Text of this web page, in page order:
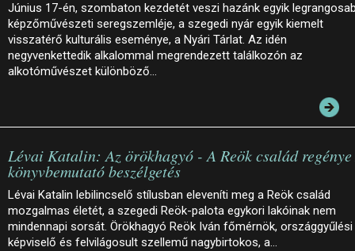
Június 17-én, szombaton kezdetét veszi hazánk egyik
képzőművészeti seregszemléje, a szegedi nyár egyik kiemelt
visszatérő kulturális eseménye, a Nyári Tárlat. Az idén
negyvenkettedik alkalommal megrendezett találkozón az
alkotóművészet különböző…
Lévai Katalin: Az örökhagyó - A Reök család
könyvbemutató beszélgetés
Lévai Katalin lebilincselő stílusban eleveníti meg a Reök család
mozgalmas életét, a szegedi Reök-palota egykori lakóinak nem
mindennapi sorsát. Örökhagyó Reök Iván főmérnök, országgyűlési
képviselő és felvilágosult szellemű nagybirtokos, a…